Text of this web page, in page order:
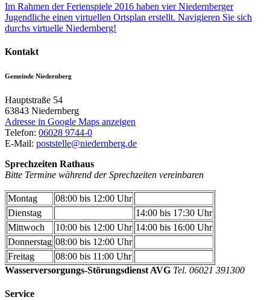
Im Rahmen der Ferienspiele 2016 haben vier Niedernberger
Jugendliche einen virtuellen Ortsplan erstellt. Navigieren Sie sich
durchs virtuelle Niedernberg!
Kontakt
Gemeinde Niedernberg
Hauptstraße 54
63843 Niedernberg
Adresse in Google Maps anzeigen
Telefon: 06028 9744-0
E-Mail: poststelle@niedernberg.de
Sprechzeiten Rathaus
Bitte Termine während der Sprechzeiten vereinbaren
Montag
08:00 bis 12:00 Uhr
Dienstag
14:00 bis 17:30 Uhr
Mittwoch
10:00 bis 12:00 Uhr 14:00 bis 16:00 Uhr
Donnerstag 08:00 bis 12:00 Uhr
Freitag
08:00 bis 11:00 Uhr
Wasserversorgungs-Störungsdienst AVG Tel. 06021 391300
Service